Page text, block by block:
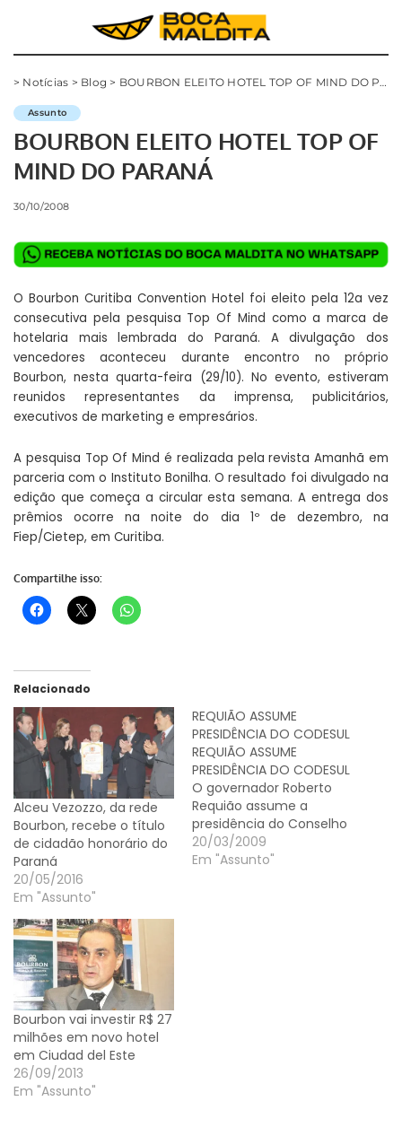
> Notícias > Blog > BOURBON ELEITO HOTEL TOP OF MIND DO PARANÁ
Assunto
BOURBON ELEITO HOTEL TOP OF
MIND DO PARANÁ
30/10/2008
O Bourbon Curitiba Convention Hotel foi eleito pela 12a vez
consecutiva pela pesquisa Top Of Mind como a marca de
hotelaria mais lembrada do Paraná. A divulgação dos
vencedores aconteceu durante encontro no próprio
Bourbon, nesta quarta-feira (29/10). No evento, estiveram
reunidos representantes da imprensa, publicitários,
executivos de marketing e empresários.
A pesquisa Top Of Mind é realizada pela revista Amanhã em
parceria com o Instituto Bonilha. O resultado foi divulgado na
edição que começa a circular esta semana. A entrega dos
prêmios ocorre na noite do dia 1º de dezembro, na
Fiep/Cietep, em Curitiba.
Compartilhe isso:
Relacionado
Alceu Vezozzo, da rede
Bourbon, recebe o título
de cidadão honorário do
Paraná
20/05/2016
Em "Assunto"
REQUIÃO ASSUME
PRESIDÊNCIA DO CODESUL
REQUIÃO ASSUME
PRESIDÊNCIA DO CODESUL
O governador Roberto
Requião assume a
presidência do Conselho
de Desenvolvimento e
Integração Sul (Codesul)
20/03/2009
Em "Assunto"
Bourbon vai investir R$ 27
milhões em novo hotel
em Ciudad del Este
26/09/2013
Em "Assunto"